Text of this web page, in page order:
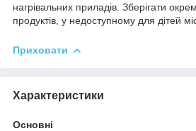
нагрівальних приладів. Зберігати
продуктів, у недоступному для дітей
Приховати
Характеристики
Основні